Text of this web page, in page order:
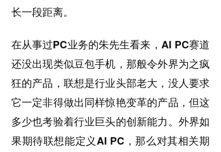
长一段距离。
在从事过PC业务的朱先生看来，AI PC赛道
还没出现类似豆包手机，那般令外界为之疯
狂的产品，联想是行业头部老大，没人要求
它一定非得做出同样惊艳变革的产品，但这
多少也考验着行业巨头的创新能力。外界如
果期待联想能定义AI PC，那么对其相关期